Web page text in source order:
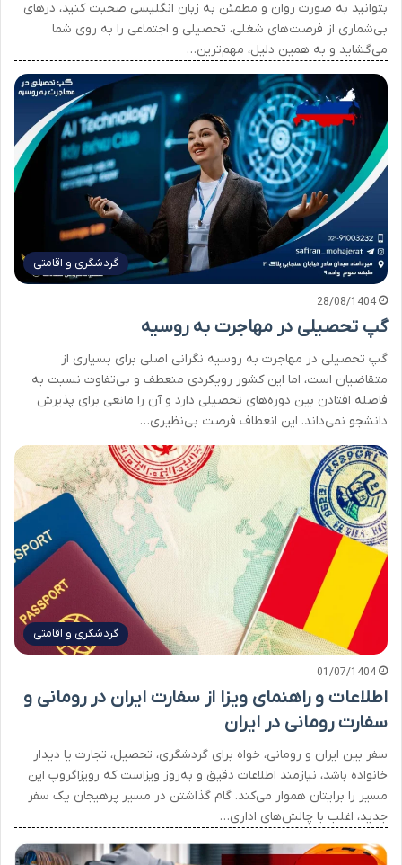
بتوانید به صورت روان و مطمئن به زبان انگلیسی صحبت کنید، درهای
بی‌شماری از فرصت‌های شغلی، تحصیلی و اجتماعی را به روی شما
می‌گشاید و به همین دلیل، مهم‌ترین…
گردشگری و اقامتی
28/08/1404
گپ تحصیلی در مهاجرت به روسیه
گپ تحصیلی در مهاجرت به روسیه نگرانی اصلی برای بسیاری از
متقاضیان است، اما این کشور رویکردی منعطف و بی‌تفاوت نسبت به
فاصله افتادن بین دوره‌های تحصیلی دارد و آن را مانعی برای پذیرش
دانشجو نمی‌داند. این انعطاف فرصت بی‌نظیری…
گردشگری و اقامتی
01/07/1404
اطلاعات و راهنمای ویزا از سفارت ایران در رومانی و
سفارت رومانی در ایران
سفر بین ایران و رومانی، خواه برای گردشگری، تحصیل، تجارت یا دیدار
خانواده باشد، نیازمند اطلاعات دقیق و به‌روز ویزاست که رویزاگروپ این
مسیر را برایتان هموار می‌کند. گام گذاشتن در مسیر پرهیجان یک سفر
جدید، اغلب با چالش‌های اداری…